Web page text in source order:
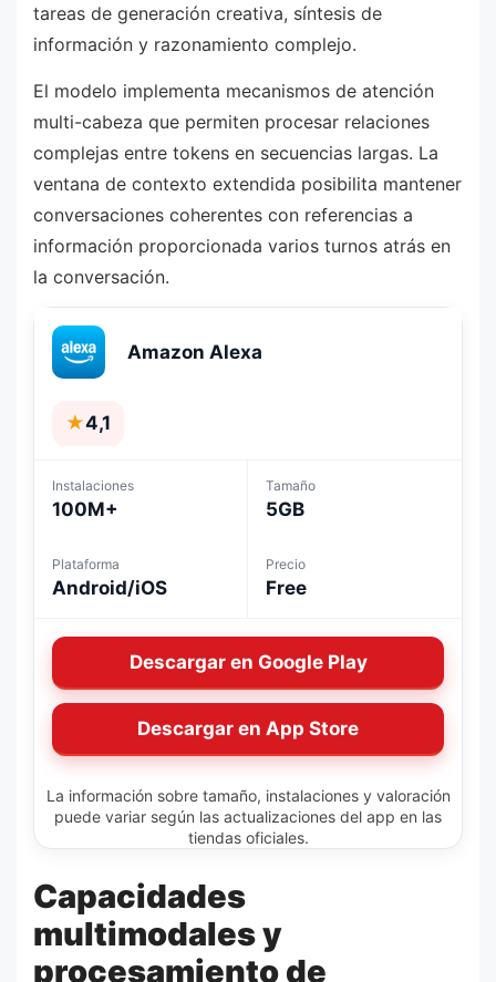
tareas de generación creativa, síntesis de
información y razonamiento complejo.
El modelo implementa mecanismos de atención
multi-cabeza que permiten procesar relaciones
complejas entre tokens en secuencias largas. La
ventana de contexto extendida posibilita mantener
conversaciones coherentes con referencias a
información proporcionada varios turnos atrás en
la conversación.
Amazon Alexa
★4,1
Instalaciones
100M+
Tamaño
5GB
Plataforma
Android/iOS
Precio
Free
Descargar en Google Play
Descargar en App Store
La información sobre tamaño, instalaciones y valoración
puede variar según las actualizaciones del app en las
tiendas oficiales.
Capacidades
multimodales y
procesamiento de